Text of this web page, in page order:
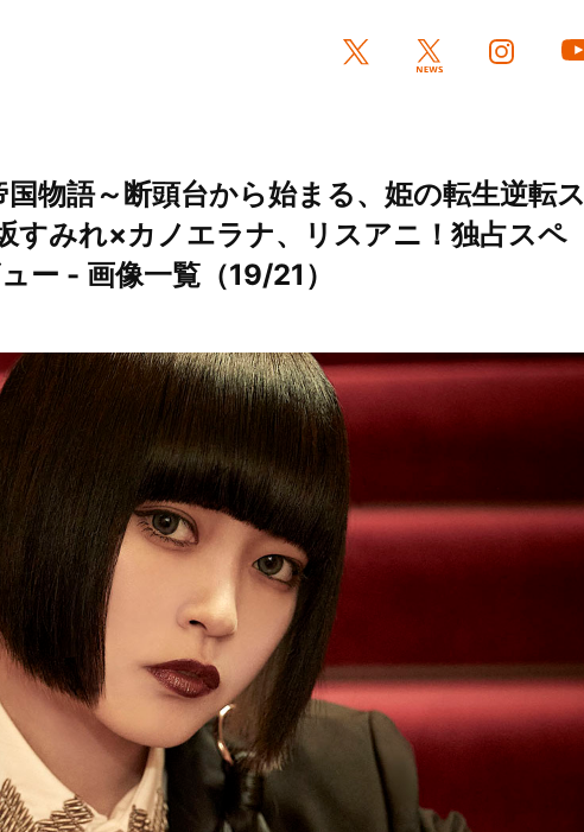
物語～断頭台から始まる、姫の転生逆転ス
すみれ×カノエラナ、リスアニ！独占スペ
ー - 画像一覧（19/21）